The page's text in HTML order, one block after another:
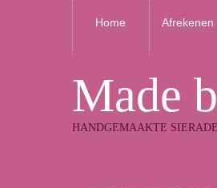
Home Afrekenen
Made
HANDGEMAAKTE